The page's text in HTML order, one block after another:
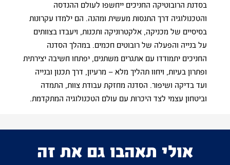
בסדנת הרובוטיקה החניכים ייחשפו לעולם ההנדסה
והטכנולוגיה דרך התנסות מעשית ומהנה. הם ילמדו עקרונות
בסיסיים של מכניקה, אלקטרוניקה ותכנות, ויעבדו בצוותים
על בנייה והפעלה של רובוטים חכמים. במהלך הסדנה
החניכים יתמודדו עם אתגרים משתנים, יפתחו חשיבה יצירתית
ופתרון בעיות, ויחוו תהליך מלא – מרעיון, דרך תכנון ובנייה
ועד בדיקה ושיפור. הסדנה מחזקת עבודת צוות, התמדה
וביטחון עצמי לצד היכרות עם עולם הטכנולוגיה המתקדמת.
אולי תאהבו גם את זה